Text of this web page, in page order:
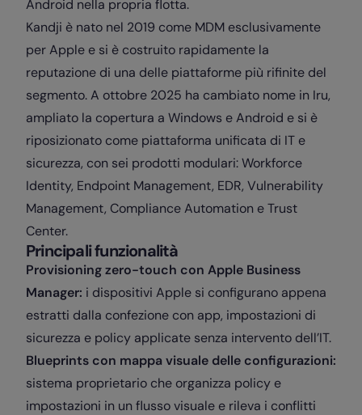
Android nella propria flotta.
Kandji è nato nel 2019 come MDM esclusivamente
per Apple e si è costruito rapidamente la
reputazione di una delle piattaforme più rifinite del
segmento. A ottobre 2025 ha cambiato nome in Iru,
ampliato la copertura a Windows e Android e si è
riposizionato come piattaforma unificata di IT e
sicurezza, con sei prodotti modulari: Workforce
Identity, Endpoint Management, EDR, Vulnerability
Management, Compliance Automation e Trust
Center.
Principali funzionalità
Provisioning zero-touch con Apple Business
Manager: i dispositivi Apple si configurano appena
estratti dalla confezione con app, impostazioni di
sicurezza e policy applicate senza intervento dell’IT.
Blueprints con mappa visuale delle configurazioni:
sistema proprietario che organizza policy e
impostazioni in un flusso visuale e rileva i conflitti